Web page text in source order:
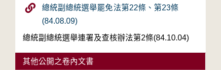
總統副總統選舉罷免法第22條、第23條
(84.08.09)
總統副總統選舉連署及查核辦法第2條(84.10.04)
其他公開之卷內文書